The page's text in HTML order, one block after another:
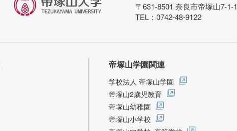
〒631-8501 奈良市帝塚山7-1-1
TEL：0742-48-9122
帝塚山学園関連
学校法人 帝塚山学園
帝塚山2歳児教育
帝塚山幼稚園
帝塚山小学校